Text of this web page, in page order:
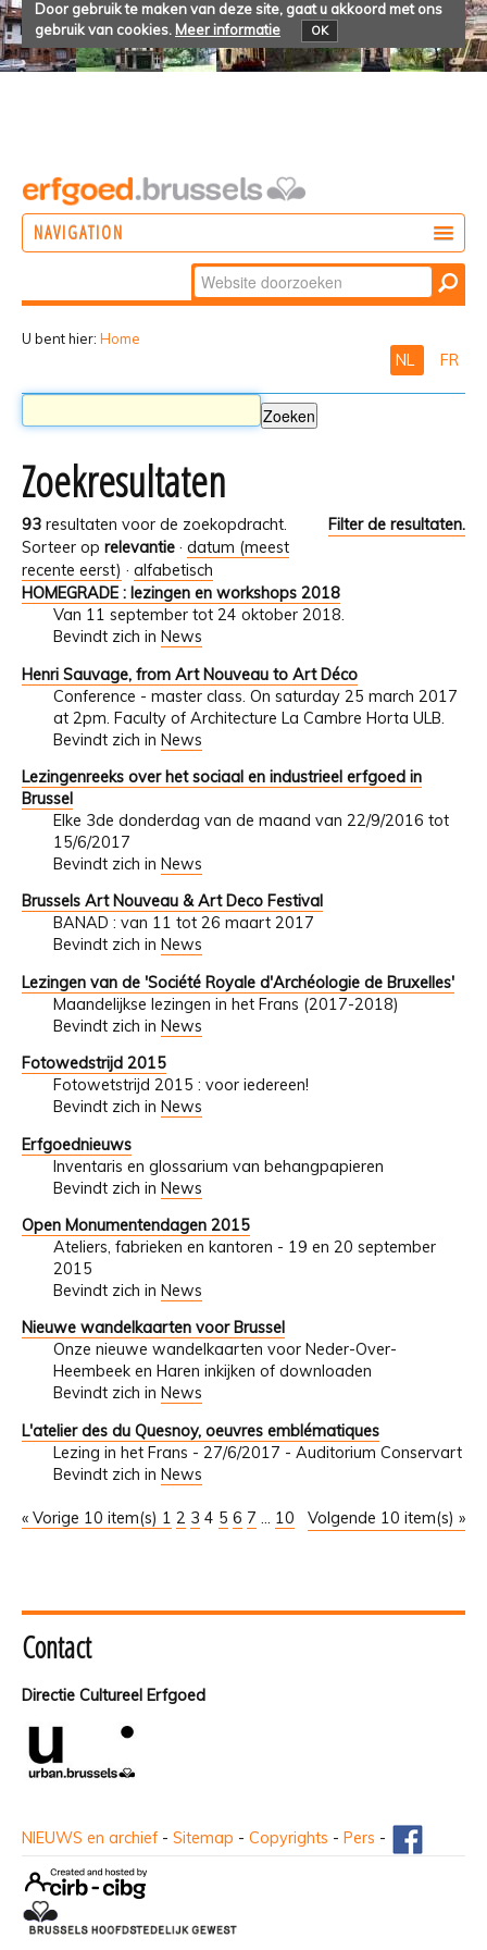
Door gebruik te maken van deze site, gaat u akkoord met ons
gebruik van cookies. Meer informatie OK
NAVIGATION
Zoek
Geavanceerd
U bent hier: Home
NL FR
Zoekresultaten
93 resultaten voor de zoekopdracht.
Filter de resultaten.
Sorteer op relevantie · datum (meest
recente eerst) · alfabetisch
HOMEGRADE : lezingen en workshops 2018
Van 11 september tot 24 oktober 2018.
Bevindt zich in News
Henri Sauvage, from Art Nouveau to Art Déco
Conference - master class. On saturday 25 march 2017
at 2pm. Faculty of Architecture La Cambre Horta ULB.
Bevindt zich in News
Lezingenreeks over het sociaal en industrieel erfgoed in
Brussel
Elke 3de donderdag van de maand van 22/9/2016 tot
15/6/2017
Bevindt zich in News
Brussels Art Nouveau & Art Deco Festival
BANAD : van 11 tot 26 maart 2017
Bevindt zich in News
Lezingen van de 'Société Royale d'Archéologie de Bruxelles'
Maandelijkse lezingen in het Frans (2017-2018)
Bevindt zich in News
Fotowedstrijd 2015
Fotowetstrijd 2015 : voor iedereen!
Bevindt zich in News
Erfgoednieuws
Inventaris en glossarium van behangpapieren
Bevindt zich in News
Open Monumentendagen 2015
Ateliers, fabrieken en kantoren - 19 en 20 september
2015
Bevindt zich in News
Nieuwe wandelkaarten voor Brussel
Onze nieuwe wandelkaarten voor Neder-Over-
Heembeek en Haren inkijken of downloaden
Bevindt zich in News
L'atelier des du Quesnoy, oeuvres emblématiques
Lezing in het Frans - 27/6/2017 - Auditorium Conservart
Bevindt zich in News
« Vorige 10 item(s) Volgende 10 item(s) »
1 2 3 4 5 6 7 ... 10
Contact
Directie Cultureel Erfgoed
NIEUWS en archief - Sitemap - Copyrights - Pers -